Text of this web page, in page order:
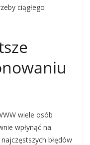
ciągłego
wiele osób
wpłynąć na
błędów